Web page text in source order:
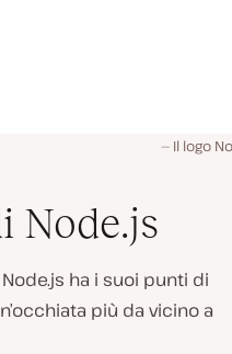
Il logo
Node.js
ha i suoi punti di
più da vicino a